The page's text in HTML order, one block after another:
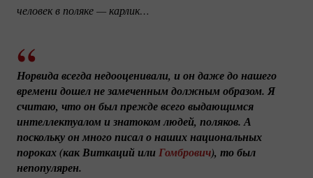
человек в поляке — карлик…
Норвида всегда недооценивали, и он даже до нашего
времени дошел не замеченным должным образом. Я
считаю, что он был прежде всего выдающимся
интеллектуалом и знатоком людей, поляков. А
поскольку он много писал о наших национальных
пороках (как Виткаций или Гомбрович), то был
непопулярен.